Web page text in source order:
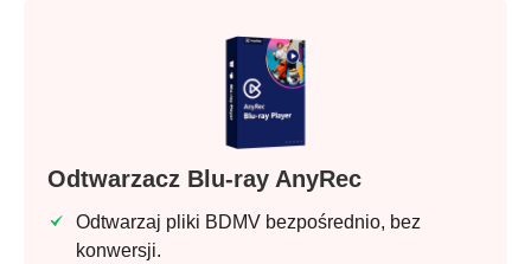
Odtwarzacz Blu-ray AnyRec
Odtwarzaj pliki BDMV bezpośrednio, bez
konwersji.